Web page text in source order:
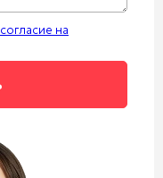
согласие на